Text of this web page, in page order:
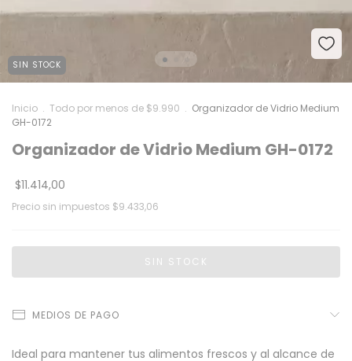
SIN STOCK
Inicio . Todo por menos de $9.990 . Organizador de Vidrio Medium
GH-0172
Organizador de Vidrio Medium GH-0172
$11.414,00
Precio sin impuestos $9.433,06
MEDIOS DE PAGO
Ideal para mantener tus alimentos frescos y al alcance de